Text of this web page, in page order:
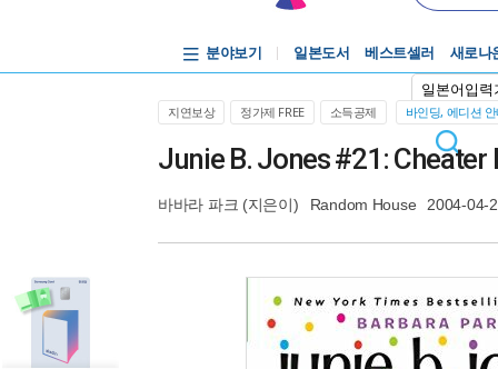
일본어입력
분야보기 일본도서 베스트셀러 새로나
지연보상 정가제 FREE 소득공제 바인딩, 에디션
Junie B. Jones #21:
바바라 파크 (지은이) Random House 2004-04-